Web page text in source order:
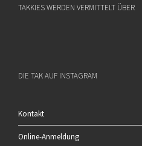
TAKKIES WERDEN VERMITTELT ÜBER
DIE TAK AUF INSTAGRAM
Kontakt
Online-Anmeldung